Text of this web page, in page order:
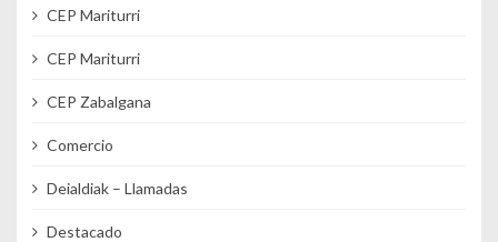
CEP Mariturri
CEP Mariturri
CEP Zabalgana
Comercio
Deialdiak – Llamadas
Destacado